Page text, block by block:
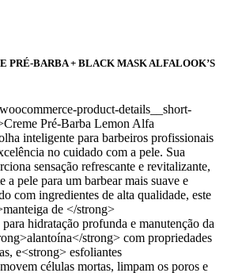
PRÉ-BARBA + BLACK MASK ALFALOOK’S
product-details__short-
Pré-Barba Lemon Alfa
inteligente para barbeiros profissionais
no cuidado com a pele. Sua
sensação refrescante e revitalizante,
a pele para um barbear mais suave e
com ingredientes de alta qualidade, este
de </strong>
hidratação profunda e manutenção da
strong> com propriedades
e<strong> esfoliantes
células mortas, limpam os poros e